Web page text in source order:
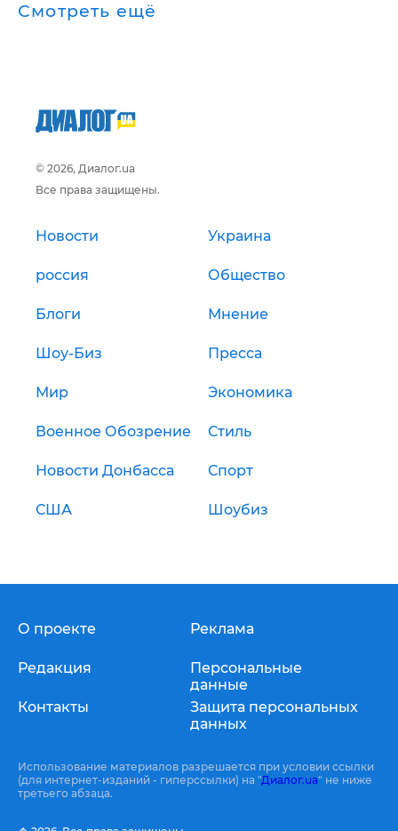
Смотреть ещё
© 2026, Диалог.ua
Все права защищены.
Новости Украина
россия Общество
Блоги Мнение
Шоу-Биз Пресса
Мир Экономика
Военное Обозрение Стиль
Новости Донбасса Спорт
США Шоубиз
О проекте
Редакция
Контакты
Реклама
Персональные
данные
Защита персональных
данных
Использование материалов разрешается при условии ссылки
(для интернет-изданий - гиперссылки) на "Диалог.ua" не ниже
третьего абзаца.